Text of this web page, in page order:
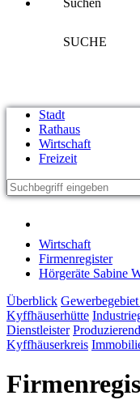
Suchen
SUCHE
Stadt
Rathaus
Wirtschaft
Freizeit
Wirtschaft
Firmenregister
Hörgeräte Sabine
Überblick
Kyffhäuserhütte
Dienstleister
Kyffhäuserkreis